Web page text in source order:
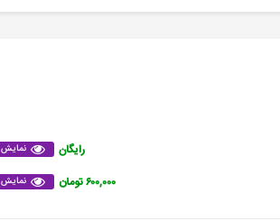
نمایش رایگان
نمایش ۶۰۰,۰۰۰ تومان